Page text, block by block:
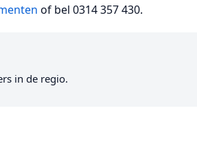
of bel 0314 357 430.
in de regio.